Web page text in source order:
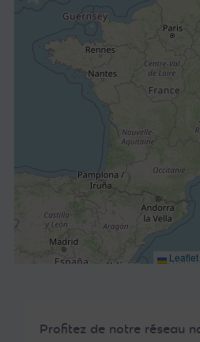
Profitez de notre réseau
Leaflet